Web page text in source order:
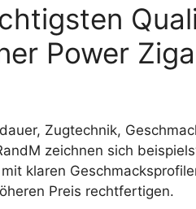
Power
Zugtechnik,
zeichnen sich
klaren
Preis rechtfertigen.